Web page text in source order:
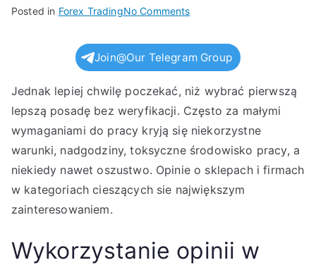
Posted in Forex TradingNo Commentson
wrażenia
i
Join@Our Telegram Group
Jednak lepiej chwilę poczekać, niż wybrać pierwszą
lepszą posadę bez weryfikacji. Często za małymi
wymaganiami do pracy kryją się niekorzystne
warunki, nadgodziny, toksyczne środowisko pracy, a
niekiedy nawet oszustwo. Opinie o sklepach i firmach
w kategoriach cieszących sie największym
zainteresowaniem.
Wykorzystanie opinii w